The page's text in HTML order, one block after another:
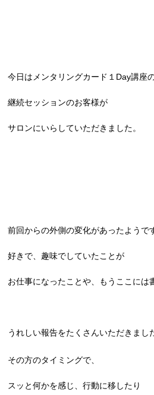
今日はメンタリングカード１Day講座
継続セッションのお客様が
サロンにいらしていただきました。
前回からの外側の変化があったようで
好きで、趣味でしていたことが
お仕事になったことや、もうここには
うれしい報告をたくさんいただきまし
その方のタイミングで、
スッと何かを感じ、行動に移したり